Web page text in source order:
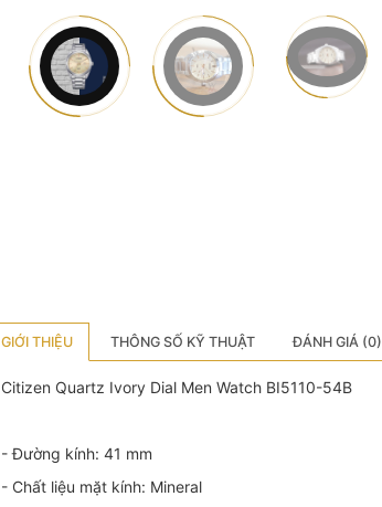
GIỚI THIỆU THÔNG SỐ KỸ THUẬT ĐÁNH GIÁ (0)
Citizen Quartz Ivory Dial Men Watch BI5110-54B
- Đường kính: 41 mm
- Chất liệu mặt kính: Mineral